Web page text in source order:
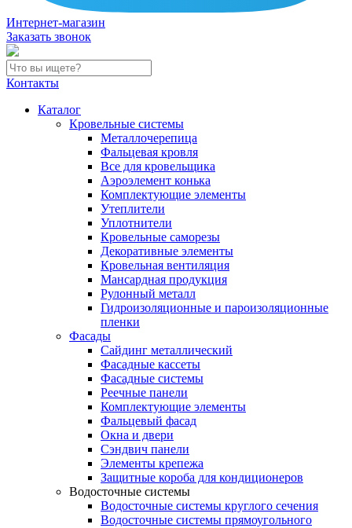
Интернет-магазин
Заказать звонок
Контакты
Каталог
Кровельные системы
Металлочерепица
Фальцевая кровля
Все для кровельщика
Аэроэлемент конька
Комплектующие элементы
Утеплители
Уплотнители
Кровельные саморезы
Декоративные элементы
Кровельная вентиляция
Мансардная продукция
Рулонный металл
Гидроизоляционные и пароизоляционные
пленки
Фасады
Сайдинг металлический
Фасадные кассеты
Фасадные системы
Реечные панели
Комплектующие элементы
Фальцевый фасад
Окна и двери
Сэндвич панели
Элементы крепежа
Защитные короба для кондиционеров
Водосточные системы
Водосточные системы круглого сечения
Водосточные системы прямоугольного